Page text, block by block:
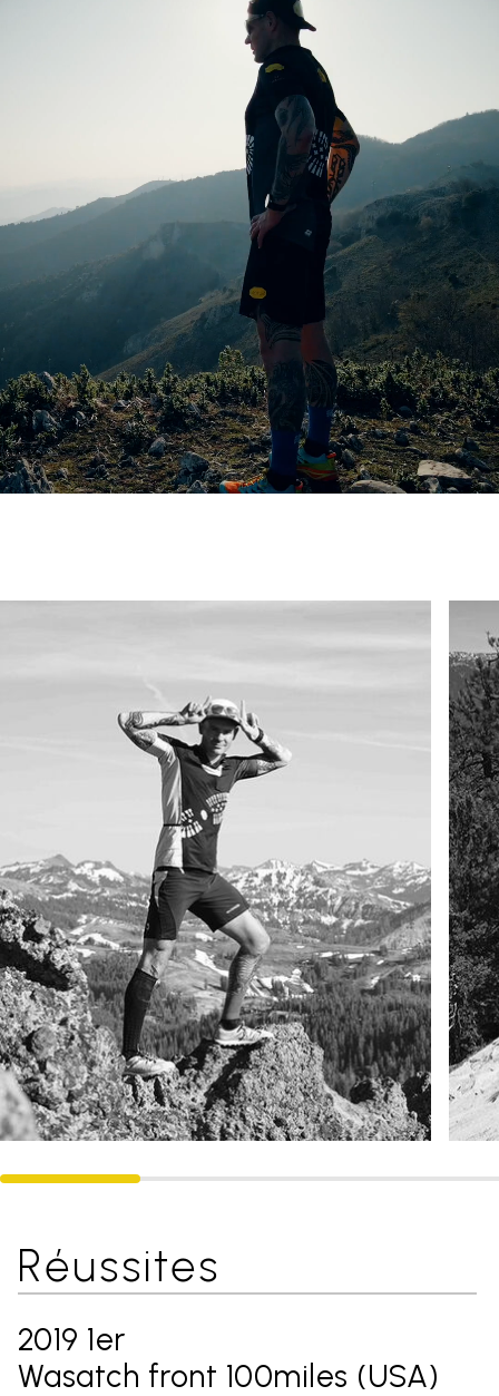
Réussites
2019 1er
Wasatch front 100miles (USA)